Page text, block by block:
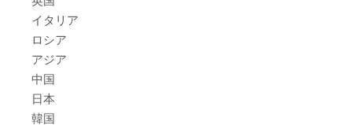
イタリア
ロシア
アジア
中国
日本
韓国